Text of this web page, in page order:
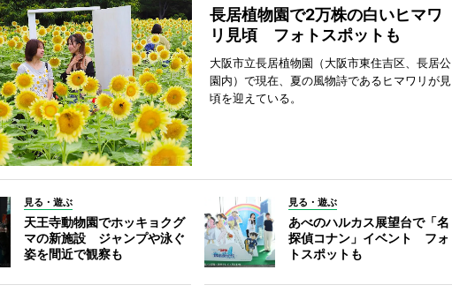
長居植物園で2万株の白いヒマワ
リ見頃 フォトスポットも
大阪市立長居植物園（大阪市東住吉区、長居公
園内）で現在、夏の風物詩であるヒマワリが見
頃を迎えている。
見る・遊ぶ
天王寺動物園でホッキョクグ
マの新施設 ジャンプや泳ぐ
姿を間近で観察も
見る・遊ぶ
あべのハルカス展望台で「名
探偵コナン」イベント フォ
トスポットも